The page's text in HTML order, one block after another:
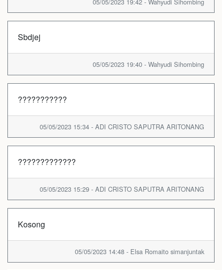
Sbdjej
05/05/2023 19:40 - Wahyudi Sihombing
???????????
05/05/2023 15:34 - ADI CRISTO SAPUTRA ARITONANG
?????????????
05/05/2023 15:29 - ADI CRISTO SAPUTRA ARITONANG
Kosong
05/05/2023 14:48 - Elsa Romaito simanjuntak